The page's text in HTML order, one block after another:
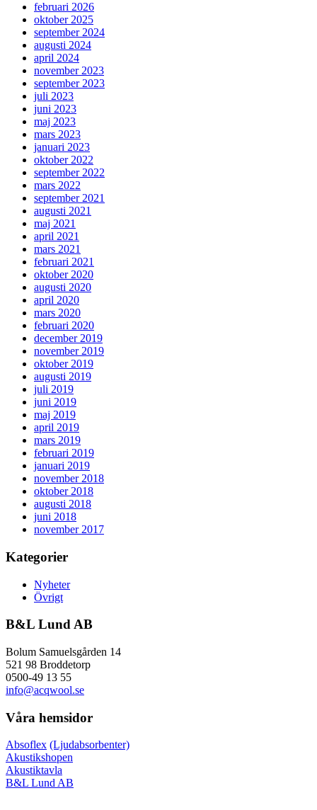
februari 2026
oktober 2025
september 2024
augusti 2024
april 2024
november 2023
september 2023
juli 2023
juni 2023
maj 2023
mars 2023
januari 2023
oktober 2022
september 2022
mars 2022
september 2021
augusti 2021
maj 2021
april 2021
mars 2021
februari 2021
oktober 2020
augusti 2020
april 2020
mars 2020
februari 2020
december 2019
november 2019
oktober 2019
augusti 2019
juli 2019
juni 2019
maj 2019
april 2019
mars 2019
februari 2019
januari 2019
november 2018
oktober 2018
augusti 2018
juni 2018
november 2017
Kategorier
Nyheter
Övrigt
B&L Lund AB
Bolum Samuelsgården 14
521 98 Broddetorp
0500-49 13 55
info@acqwool.se
Våra hemsidor
Absoflex (Ljudabsorbenter)
Akustikshopen
Akustiktavla
B&L Lund AB